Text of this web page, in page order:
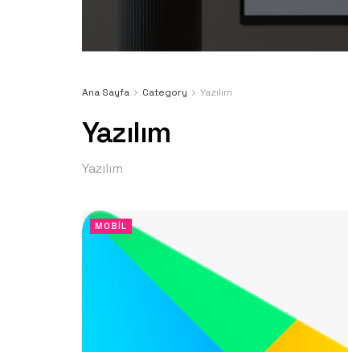
Ana Sayfa Category Yazılım
Yazılım
Yazılım
MOBIL